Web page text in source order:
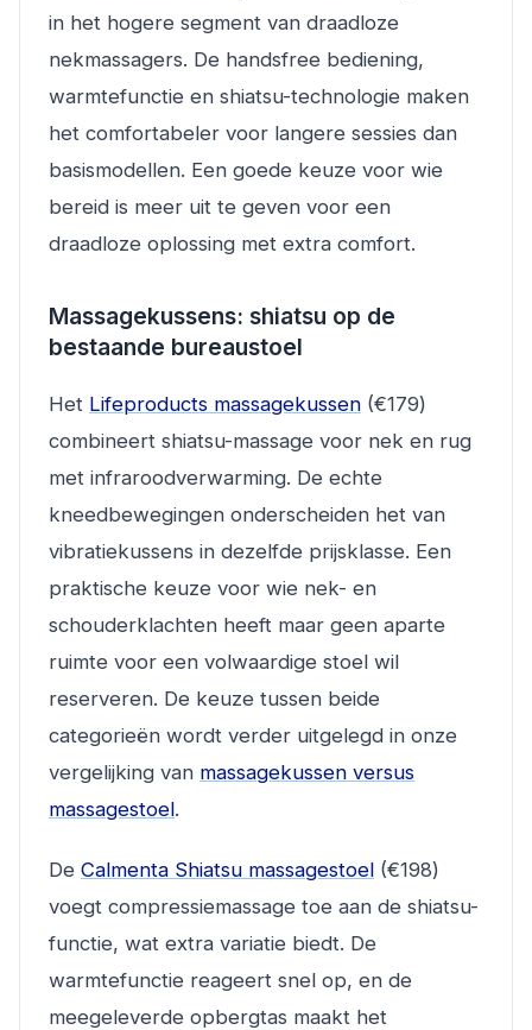
in het hogere segment van draadloze
nekmassagers. De handsfree bediening,
warmtefunctie en shiatsu-technologie maken
het comfortabeler voor langere sessies dan
basismodellen. Een goede keuze voor wie
bereid is meer uit te geven voor een
draadloze oplossing met extra comfort.
Massagekussens: shiatsu op de
bestaande bureaustoel
Het Lifeproducts massagekussen (€179)
combineert shiatsu-massage voor nek en rug
met infraroodverwarming. De echte
kneedbewegingen onderscheiden het van
vibratiekussens in dezelfde prijsklasse. Een
praktische keuze voor wie nek- en
schouderklachten heeft maar geen aparte
ruimte voor een volwaardige stoel wil
reserveren. De keuze tussen beide
categorieën wordt verder uitgelegd in onze
vergelijking van massagekussen versus
massagestoel.
De Calmenta Shiatsu massagestoel (€198)
voegt compressiemassage toe aan de shiatsu-
functie, wat extra variatie biedt. De
warmtefunctie reageert snel op, en de
meegeleverde opbergtas maakt het